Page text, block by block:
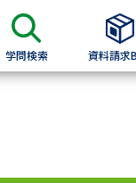
学問検索 資料請求